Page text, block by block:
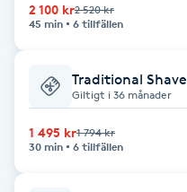
Barber
Barnklippning
BIAB
Blowout
2 100 kr2 520 kr
45 min
6 tillfällen
Traditional Shave
Giltigt i 36 månader
1 495 kr1 794 kr
30 min
6 tillfällen